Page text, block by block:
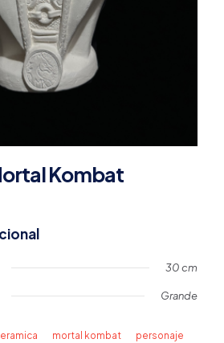
Kombat
30 cm
Grande
mortal kombat
personaje